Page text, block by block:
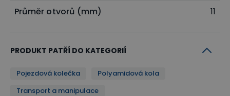
Průměr otvorů (mm)
11
PRODUKT PATŘÍ DO KATEGORIÍ
Pojezdová kolečka
Polyamidová kola
Transport a manipulace